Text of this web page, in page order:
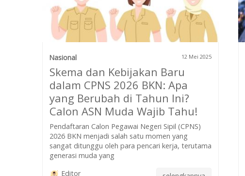
Nasional 12 Mei 2025
Skema dan Kebijakan Baru
dalam CPNS 2026 BKN: Apa
yang Berubah di Tahun Ini?
Calon ASN Muda Wajib Tahu!
Pendaftaran Calon Pegawai Negeri Sipil (CPNS)
2026 BKN menjadi salah satu momen yang
sangat ditunggu oleh para pencari kerja, terutama
generasi muda yang
Editor